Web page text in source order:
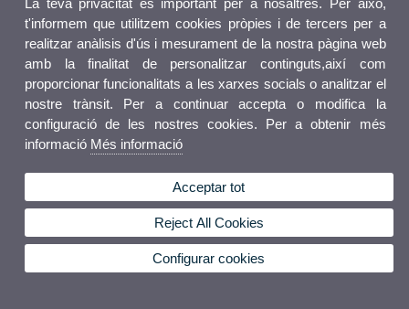
t'informem que utilitzem cookies pròpies i de tercers per a
realitzar anàlisis d'ús i mesurament de la nostra pàgina web
amb la finalitat de personalitzar continguts,així com
proporcionar funcionalitats a les xarxes socials o analitzar el
nostre trànsit. Per a continuar accepta o modifica la
configuració de les nostres cookies. Per a obtenir més
informació Més informació
Acceptar tot
Reject All Cookies
Configurar cookies